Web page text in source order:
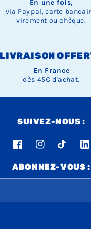
En une fois,
via Paypal, carte
virement ou chèque.
LIVRAISON
En France
dès 45€ d'achat.
SUIVEZ-NOUS :
FacebookInstagramTikTok
ABONNEZ-VOUS :